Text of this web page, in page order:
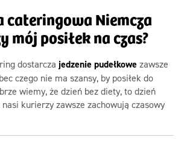
cateringowa Niemcza
mój posiłek na czas?
dostarcza jedzenie pudełkowe zawsze
czego nie ma szansy, by posiłek do
wiemy, że dzień bez diety, to dzień
kurierzy zawsze zachowują czasowy